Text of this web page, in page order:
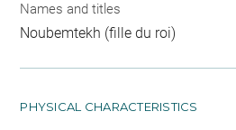
Names and titles
Noubemtekh (fille du roi)
PHYSICAL CHARACTERISTICS